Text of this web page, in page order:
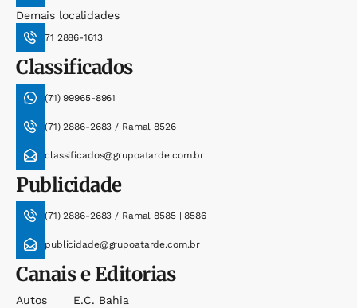
Demais localidades
71 2886-1613
Classificados
(71) 99965-8961
(71) 2886-2683 / Ramal 8526
classificados@grupoatarde.com.br
Publicidade
(71) 2886-2683 / Ramal 8585 | 8586
publicidade@grupoatarde.com.br
Canais e Editorias
Autos
E.c. Bahia